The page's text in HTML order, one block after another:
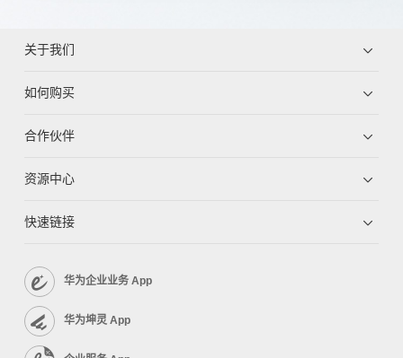
关于我们
如何购买
合作伙伴
资源中心
快速链接
华为企业业务 App
华为坤灵 App